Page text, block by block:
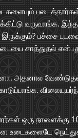
வருவாங்க.
பச்சை
சாத்துதல்
அதனால
ஒரு நாளைக்கு
உடைகளையே